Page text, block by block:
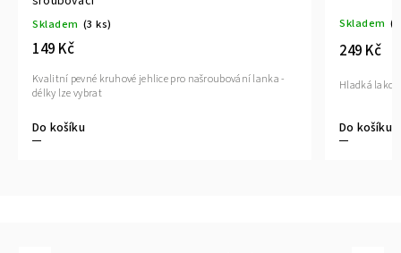
kruhové jehlice pro našroubování lanka -
(>10 ks)
Hladká lakovaná dřevěná ucha